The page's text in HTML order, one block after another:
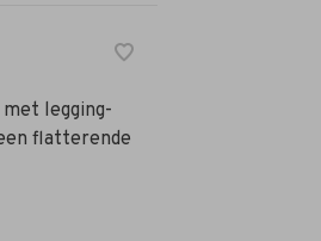
met legging-
flatterende